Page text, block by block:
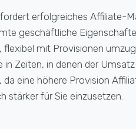
erfolgreiches Affiliate-
geschäftliche
flexibel mit Provisionen
in Zeiten, in denen der Umsatz
da eine höhere Provision
stärker für Sie einzusetzen.